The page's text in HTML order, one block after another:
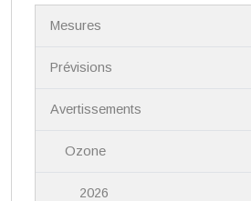
Mesures
Prévisions
Avertissements
Ozone
2026